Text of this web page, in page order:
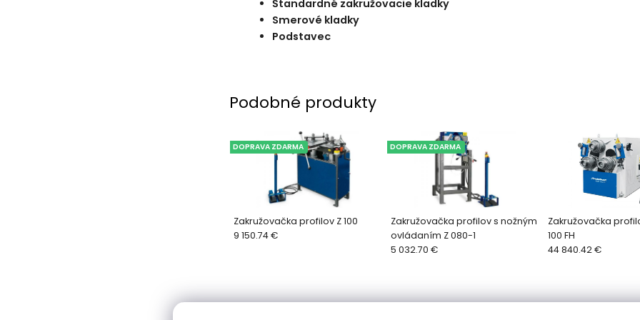
Štandardné zakružovacie kladky
Smerové kladky
Podstavec
Podobné produkty
Zakružovačka profilov Z 100
DOPRAVA ZDARMA
9 150.74 €
Zakružovačka profilov s nožným
ovládaním Z 080-1
DOPRAVA ZDARMA
5 032.70 €
Zakružovačka
100 FH
44 840.42 €